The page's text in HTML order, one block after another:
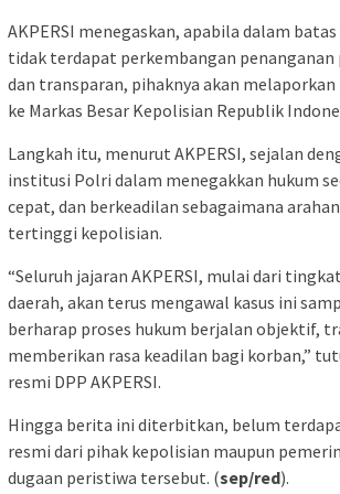
AKPERSI menegaskan, apabila dalam
tidak terdapat perkembangan penanganan
dan transparan, pihaknya akan
ke Markas Besar Kepolisian Republik
Langkah itu, menurut AKPERSI, sejalan
institusi Polri dalam menegakkan hukum
cepat, dan berkeadilan sebagaimana
tertinggi kepolisian.
“Seluruh jajaran AKPERSI, mulai dari
daerah, akan terus mengawal kasus ini
berharap proses hukum berjalan objektif,
memberikan rasa keadilan bagi korban,”
resmi DPP AKPERSI.
Hingga berita ini diterbitkan, belum
resmi dari pihak kepolisian maupun
dugaan peristiwa tersebut. (sep/red).